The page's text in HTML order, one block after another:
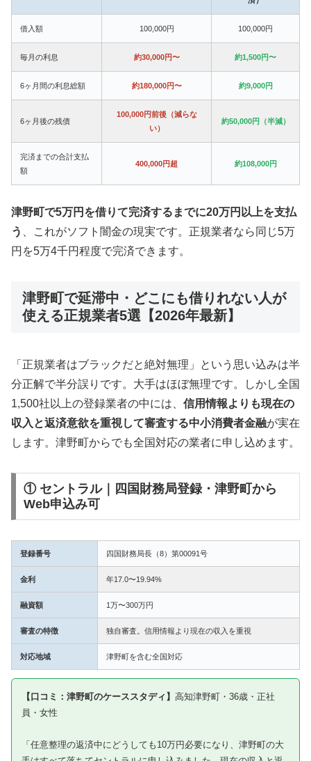
借入額 100,000円 100,000円
毎月の利息 約30,000円〜 約1,500円〜
6ヶ月間の利息総額 約180,000円〜 約9,000円
6ヶ月後の残債
100,000円前後（減らな
い）
約50,000円（半減）
完済までの合計支払
額
400,000円超 約108,000円
津野町で5万円を借りて完済するまでに20万円以上を支払
う
、これがソフト闇金の現実です。正規業者なら同じ5万
円を5万4千円程度で完済できます。
津野町で延滞中・どこにも借りれない人が
使える正規業者5選【2026年最新】
「正規業者はブラックだと絶対無理」という思い込みは半
分正解で半分誤りです。大手はほぼ無理です。しかし全国
1,500社以上の登録業者の中には、 信用情報よりも現在の
収入と返済意欲を重視して審査する中小消費者金融が実在
します。津野町からでも全国対応の業者に申し込めます。
① セントラル｜四国財務局登録・津野町から
Web申込み可
登録番号 四国財務局長（8）第00091号
金利 年17.0〜19.94%
融資額 1万〜300万円
審査の特徴 独自審査。信用情報より現在の収入を重視
対応地域 津野町を含む全国対応
【口コミ：津野町のケーススタディ】 高知津野町・36歳・正社
員・女性
「任意整理の返済中にどうしても10万円必要になり、津野町の大